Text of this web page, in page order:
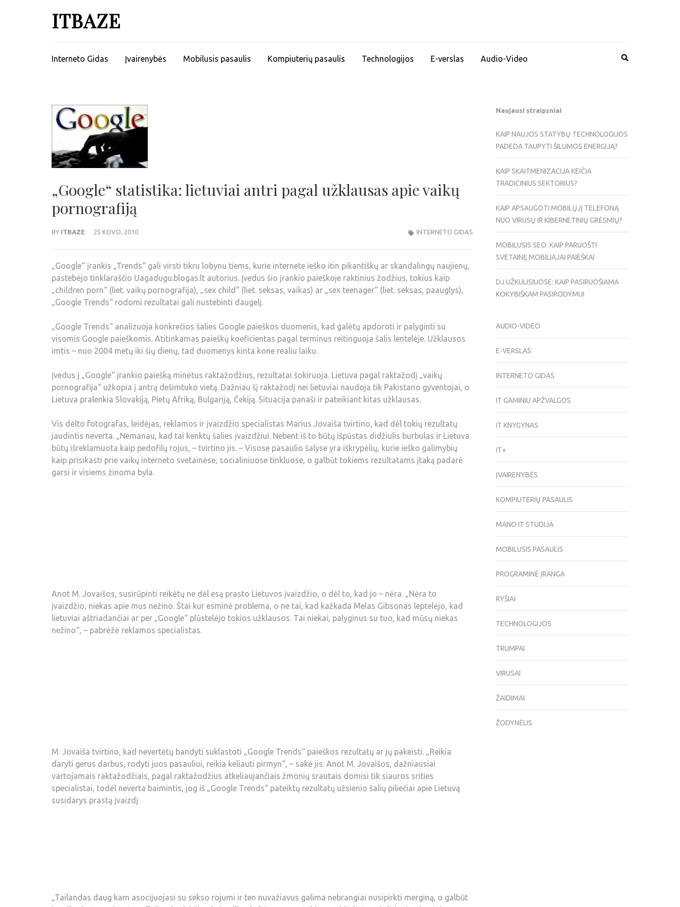
ITBAZE
Interneto Gidas Įvairenybės Mobilusis pasaulis Kompiuterių pasaulis Technologijos E-verslas Audio-Video
„Google“ statistika: lietuviai antri pagal užklausas apie vaikų
pornografiją
BY ITBAZE 25 KOVO, 2010 INTERNETO GIDAS
„Google“ įrankis „Trends“ gali virsti tikru lobynu tiems, kurie internete ieško itin pikantiškų ar skandalingų naujienų,
pastebėjo tinklaraščio Uagadugu.blogas.lt autorius. Įvedus šio įrankio paieškoje raktinius žodžius, tokius kaip
„children porn“ (liet. vaikų pornografija), „sex child“ (liet. seksas, vaikas) ar „sex teenager“ (liet. seksas, paauglys),
„Google Trends“ rodomi rezultatai gali nustebinti daugelį.
„Google Trends“ analizuoja konkrečios šalies Google paieškos duomenis, kad galėtų apdoroti ir palyginti su
visomis Google paieškomis. Atitinkamas paieškų koeficientas pagal terminus reitinguoja šalis lentelėje. Užklausos
imtis – nuo 2004 metų iki šių dienų, tad duomenys kinta kone realiu laiku.
Įvedus į „Google“ įrankio paiešką minėtus raktažodžius, rezultatai šokiruoja. Lietuva pagal raktažodį „vaikų
pornografija“ užkopia į antrą dešimtuko vietą. Dažniau šį raktažodį nei lietuviai naudoja tik Pakistano gyventojai, o
Lietuva pralenkia Slovakiją, Pietų Afriką, Bulgariją, Čekiją. Situacija panaši ir pateikiant kitas užklausas.
Vis dėlto fotografas, leidėjas, reklamos ir įvaizdžio specialistas Marius Jovaiša tvirtino, kad dėl tokių rezultatų
jaudintis neverta. „Nemanau, kad tai kenktų šalies įvaizdžiui. Nebent iš to būtų išpūstas didžiulis burbulas ir Lietuva
būtų išreklamuota kaip pedofilų rojus, – tvirtino jis. – Visose pasaulio šalyse yra iškrypėlių, kurie ieško galimybių
kaip prisikasti prie vaikų interneto svetainėse, socialiniuose tinkluose, o galbūt tokiems rezultatams įtaką padarė
garsi ir visiems žinoma byla.
Anot M. Jovaišos, susirūpinti reikėtų ne dėl esą prasto Lietuvos įvaizdžio, o dėl to, kad jo – nėra. „Nėra to
įvaizdžio, niekas apie mus nežino. Štai kur esminė problema, o ne tai, kad kažkada Melas Gibsonas leptelėjo, kad
lietuviai aštriadančiai ar per „Google“ plūstelėjo tokios užklausos. Tai niekai, palyginus su tuo, kad mūsų niekas
nežino“, – pabrėžė reklamos specialistas.
M. Jovaiša tvirtino, kad nevertėtų bandyti suklastoti „Google Trends“ paieškos rezultatų ar jų pakeisti. „Reikia
daryti gerus darbus, rodyti juos pasauliui, reikia keliauti pirmyn“, – sakė jis. Anot M. Jovaišos, dažniausiai
vartojamais raktažodžiais, pagal raktažodžius atkeliaujančiais žmonių srautais domisi tik siauros srities
specialistai, todėl neverta baimintis, jog iš „Google Trends“ pateiktų rezultatų užsienio šalių piliečiai apie Lietuvą
susidarys prastą įvaizdį.
„Tailandas daug kam asocijuojasi su sekso rojumi ir ten nuvažiavus galima nebrangiai nusipirkti merginą, o galbūt
Naujausi straipsniai
KAIP NAUJOS STATYBŲ TECHNOLOGIJOS
PADEDA TAUPYTI ŠILUMOS ENERGIJĄ?
KAIP SKAITMENIZACIJA KEIČIA
TRADICINIUS SEKTORIUS?
KAIP APSAUGOTI MOBILŲJĮ TELEFONĄ
NUO VIRUSŲ IR KIBERNETINIŲ GRĖSMIŲ?
MOBILUSIS SEO: KAIP PARUOŠTI
SVETAINĘ MOBILIAJAI PAIEŠKAI
DJ UŽKULISIUOSE: KAIP PASIRUOŠIAMA
KOKYBIŠKAM PASIRODYMUI
AUDIO-VIDEO
E-VERSLAS
INTERNETO GIDAS
IT GAMINIU APŽVALGOS
IT KNYGYNAS
IT+
ĮVAIRENYBĖS
KOMPIUTERIŲ PASAULIS
MANO IT STUDIJA
MOBILUSIS PASAULIS
PROGRAMINĖ ĮRANGA
RYŠIAI
TECHNOLOGIJOS
TRUMPAI
VIRUSAI
ŽAIDIMAI
ŽODYNĖLIS